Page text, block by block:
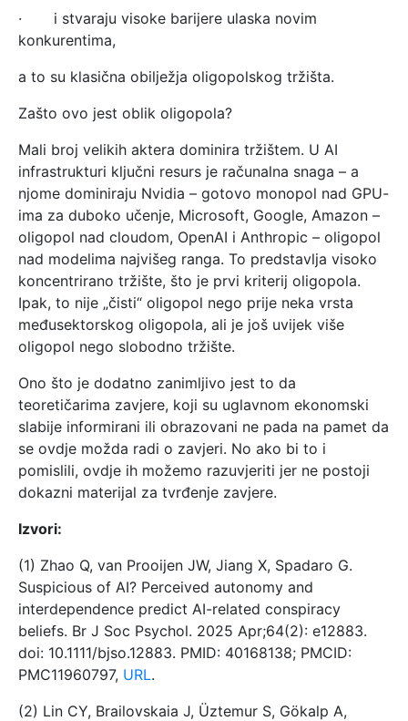
· i stvaraju visoke barijere ulaska novim
konkurentima,
a to su klasična obilježja oligopolskog tržišta.
Zašto ovo jest oblik oligopola?
Mali broj velikih aktera dominira tržištem. U AI
infrastrukturi ključni resurs je računalna snaga – a
njome dominiraju Nvidia – gotovo monopol nad GPU-
ima za duboko učenje, Microsoft, Google, Amazon –
oligopol nad cloudom, OpenAI i Anthropic – oligopol
nad modelima najvišeg ranga. To predstavlja visoko
koncentrirano tržište, što je prvi kriterij oligopola.
Ipak, to nije „čisti“ oligopol nego prije neka vrsta
međusektorskog oligopola, ali je još uvijek više
oligopol nego slobodno tržište.
Ono što je dodatno zanimljivo jest to da
teoretičarima zavjere, koji su uglavnom ekonomski
slabije informirani ili obrazovani ne pada na pamet da
se ovdje možda radi o zavjeri. No ako bi to i
pomislili, ovdje ih možemo razuvjeriti jer ne postoji
dokazni materijal za tvrđenje zavjere.
Izvori:
(1) Zhao Q, van Prooijen JW, Jiang X, Spadaro G.
Suspicious of AI? Perceived autonomy and
interdependence predict AI-related conspiracy
beliefs. Br J Soc Psychol. 2025 Apr;64(2): e12883.
doi: 10.1111/bjso.12883. PMID: 40168138; PMCID:
PMC11960797, URL.
(2) Lin CY, Brailovskaia J, Üztemur S, Gökalp A,